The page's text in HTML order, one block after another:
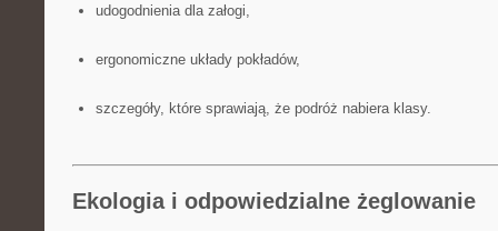
udogodnienia dla załogi,
ergonomiczne układy pokładów,
szczegóły, które sprawiają, że podróż nabiera klasy.
Ekologia i odpowiedzialne żeglowanie